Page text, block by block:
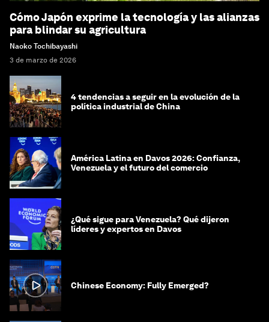
Cómo Japón exprime la tecnología y las alianzas
para blindar su agricultura
Naoko Tochibayashi
3 de marzo de 2026
4 tendencias a seguir en la evolución de la
política industrial de China
América Latina en Davos 2026: Confianza,
Venezuela y el futuro del comercio
¿Qué sigue para Venezuela? Qué dijeron
líderes y expertos en Davos
Chinese Economy: Fully Emerged?